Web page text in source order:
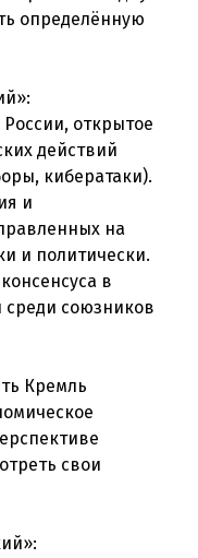
определённую
открытое
действий
кибератаки).
и
на
и политически.
в
среди союзников
Кремль
свои